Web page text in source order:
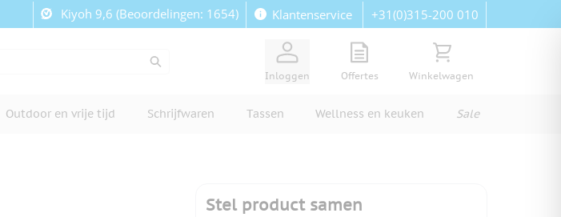
Kiyoh 9,6 (Beoordelingen: 1654) Klantenservice +31(0)315-200 010
Inloggen
View quote, Quote is empty
Offertes
Bekijk winkelwagen,
Winkelwagen
Outdoor en vrije tijd Schrijfwaren Tassen Wellness en keuken Sale
Stel product samen